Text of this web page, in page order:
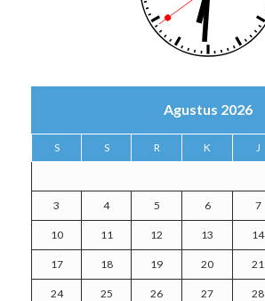
Agustus 2026
S S R K J
3 4 5 6 7
10 11 12 13 14
17 18 19 20 21
24 25 26 27 28